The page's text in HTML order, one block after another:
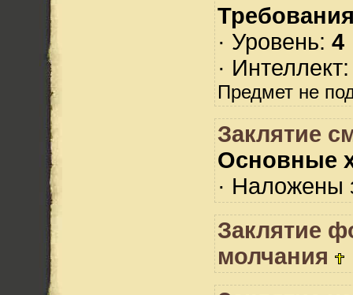
· Уровень: 4
·
Предмет не
Заклятие
Основные
· Наложены
Заклятие
молчания